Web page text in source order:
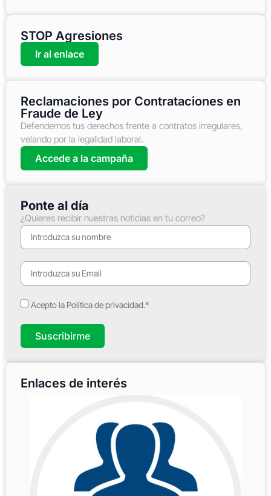
STOP Agresiones
Ir al enlace
Reclamaciones por Contrataciones en
Fraude de Ley
Defendemos tus derechos frente a contratos irregulares,
velando por la legalidad laboral.
Accede a la campaña
Ponte al día
¿Quieres recibir nuestras noticias en tu correo?
Acepto la Política de privacidad.*
Suscribirme
Enlaces de interés